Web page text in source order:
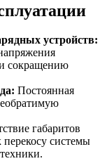
устройств:
сокращению
Постоянная
габаритов
системы